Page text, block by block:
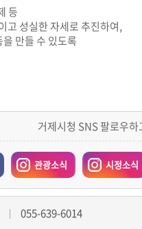
등
고 성실한 자세로 추진하여,
만들 수 있도록
거제시청 SNS 팔로우
관광소식 시정소식
055-639-6014